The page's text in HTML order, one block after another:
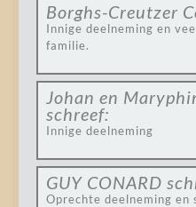
Borghs-Creutzer
Innige deelneming en
familie.
Johan en
schreef:
Innige deelneming
GUY CONARD
Oprechte deelneming en